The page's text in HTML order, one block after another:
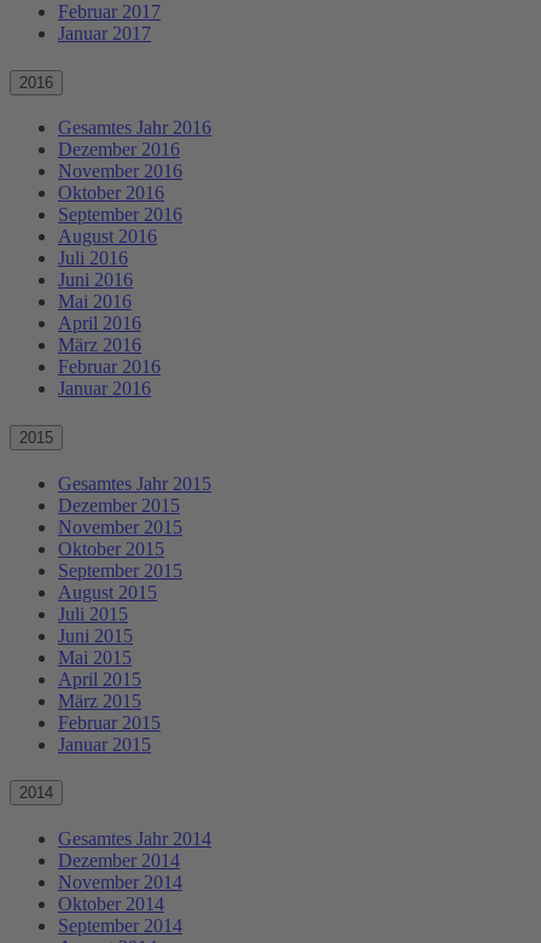
Februar 2017
Januar 2017
2016
Gesamtes Jahr 2016
Dezember 2016
November 2016
Oktober 2016
September 2016
August 2016
Juli 2016
Juni 2016
Mai 2016
April 2016
März 2016
Februar 2016
Januar 2016
2015
Gesamtes Jahr 2015
Dezember 2015
November 2015
Oktober 2015
September 2015
August 2015
Juli 2015
Juni 2015
Mai 2015
April 2015
März 2015
Februar 2015
Januar 2015
2014
Gesamtes Jahr 2014
Dezember 2014
November 2014
Oktober 2014
September 2014